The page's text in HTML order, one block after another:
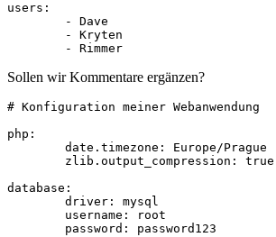
users:
Sollen wir Kommentare ergänzen?
# Konfiguration meiner Webanwendung
php:
database: